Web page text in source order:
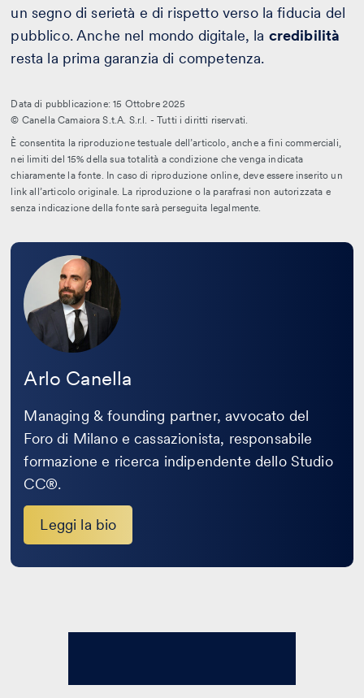
un segno di serietà e di rispetto verso la fiducia del
pubblico. Anche nel mondo digitale, la credibilità
resta la prima garanzia di competenza.
Data di pubblicazione: 15 Ottobre 2025
© Canella Camaiora S.t.A. S.r.l. - Tutti i diritti riservati.
È consentita la riproduzione testuale dell’articolo, anche a fini commerciali,
nei limiti del 15% della sua totalità a condizione che venga indicata
chiaramente la fonte. In caso di riproduzione online, deve essere inserito un
link all’articolo originale. La riproduzione o la parafrasi non autorizzata e
senza indicazione della fonte sarà perseguita legalmente.
Arlo Canella
Managing & founding partner, avvocato del
Foro di Milano e cassazionista, responsabile
formazione e ricerca indipendente dello Studio
CC®.
Leggi la bio
Leggi
bio